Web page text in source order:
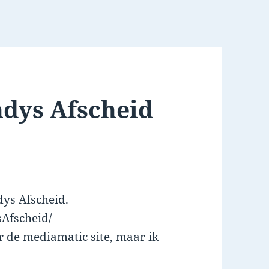
Afscheid
Afscheid.
mediamatic site, maar ik